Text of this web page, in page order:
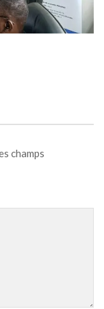
champs